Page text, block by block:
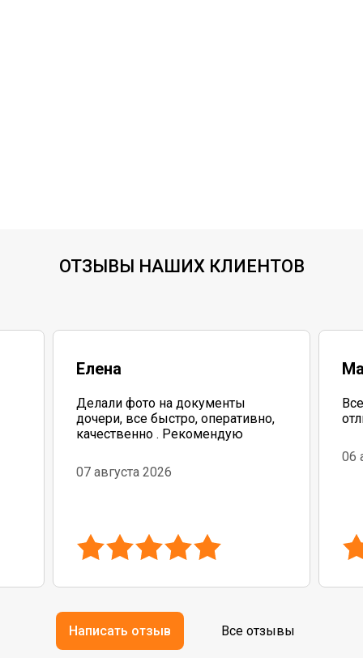
ОТЗЫВЫ НАШИХ КЛИЕНТОВ
Елена
Делали фото на документы
дочери, все быстро, оперативно,
качественно . Рекомендую
07 августа 2026
06
Написать отзыв Все отзывы